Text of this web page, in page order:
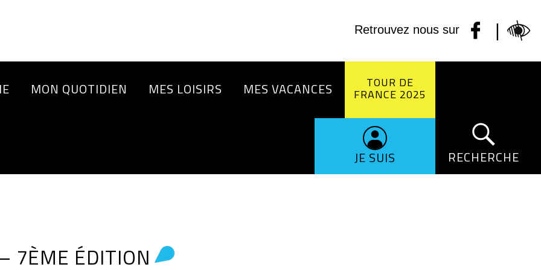
Retrouvez nous sur |
MON QUOTIDIEN MES LOISIRS MES VACANCES TOUR DE
FRANCE 2025
JE SUIS RECHERCHE
7ÈME ÉDITION